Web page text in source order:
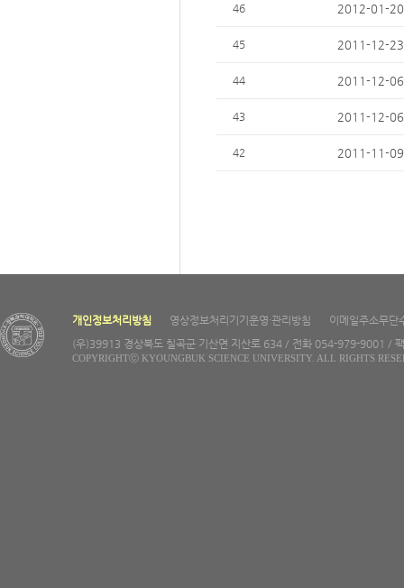
46 2012-01-20
45 2011-12-23
44 2011-12-06
43 2011-12-06
42 2011-11-09
개인정보처리방침 영상정보처리기기운영·관리방침
이메일주소무단
(우)39913 경상북도 칠곡군 기산면 지산로 634 / 전화 054-979-9001 /
COPYRIGHTⓒ KYOUNGBUK SCIENCE UNIVERSITY. ALL RIGHTS